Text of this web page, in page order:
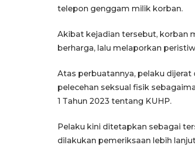
telepon genggam milik korban.
Akibat kejadian tersebut, korban
berharga, lalu melaporkan
Atas perbuatannya, pelaku
pelecehan seksual fisik
1 Tahun 2023 tentang KUHP.
Pelaku kini ditetapkan sebagai
dilakukan pemeriksaan lebih